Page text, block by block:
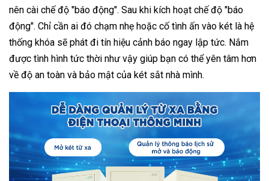
nên cài chế độ "báo động". Sau khi kích hoạt chế độ "báo
động". Chỉ cần ai đó chạm nhẹ hoặc cố tình ấn vào két là hệ
thống khóa sẽ phát đi tín hiệu cảnh báo ngay lập tức. Nắm
được tình hình tức thời như vậy giúp bạn có thể yên tâm hơn
về độ an toàn và bảo mật của két sắt nhà mình.